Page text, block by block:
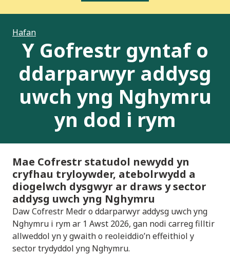
Hafan
Y Gofrestr gyntaf o
ddarparwyr addysg
uwch yng Nghymru
yn dod i rym
Mae Cofrestr statudol newydd yn
cryfhau tryloywder, atebolrwydd a
diogelwch dysgwyr ar draws y sector
addysg uwch yng Nghymru
Daw Cofrestr Medr o ddarparwyr addysg uwch yng
Nghymru i rym ar 1 Awst 2026, gan nodi carreg filltir
allweddol yn y gwaith o reoleiddio’n effeithiol y
sector trydyddol yng Nghymru.